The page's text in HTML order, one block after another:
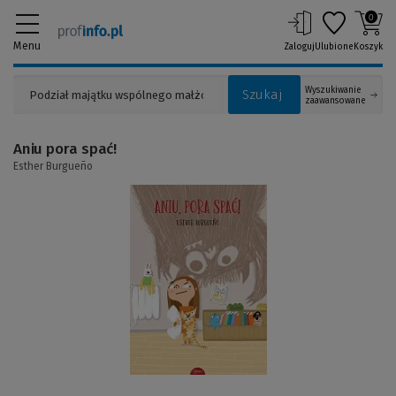
Menu
Szukaj
Wyszukiwanie
zaawansowane
ZalogujUlubione
0
Koszyk
(Link
innej
Aniu pora spać!
Esther Burgueño